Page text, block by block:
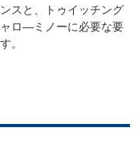
スと、トゥイッチング
ロ―ミノーに必要な要
。